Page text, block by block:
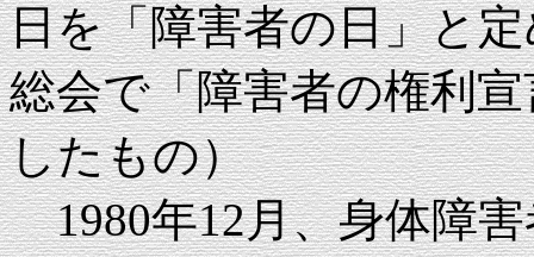
日を「障害者の日」と
総会で「障害者の権利
したもの）
1980年12月、身体障害